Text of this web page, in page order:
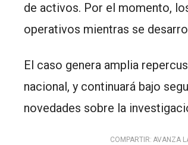
de activos. Por el momento,
operativos mientras se
El caso genera amplia
nacional, y continuará bajo
novedades sobre la
COMPARTIR: AVANZA